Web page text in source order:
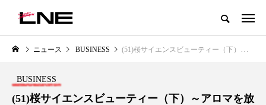
グローバルビューティ＆ヘルスケアビジネス誌
LIFESTYLE BUSINESS
ニュース BUSINESS (51)桜サイエンスビューティー（下）～アロマを放出する芳香器、クラウドファンディングで販売～
BUSINESS
(51)桜サイエンスビューティー（下）～アロマを放